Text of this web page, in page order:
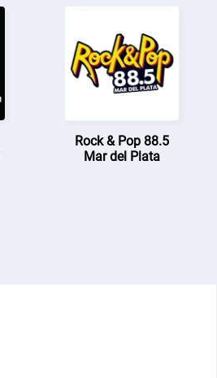
Rock & Pop 88.5
Mar del Plata